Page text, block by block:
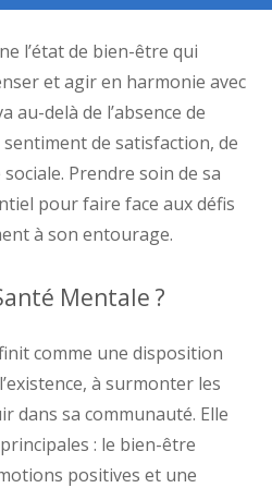
l’état de bien-être qui
et agir en harmonie avec
au-delà de l’absence de
de satisfaction, de
Prendre soin de sa
pour faire face aux défis
à son entourage.
Mentale ?
comme une disposition
à surmonter les
dans sa communauté. Elle
: le bien-être
positives et une